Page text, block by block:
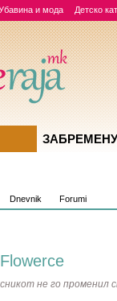
и мода Детско
Dnevnik Forumi
Flowerce
не го променил